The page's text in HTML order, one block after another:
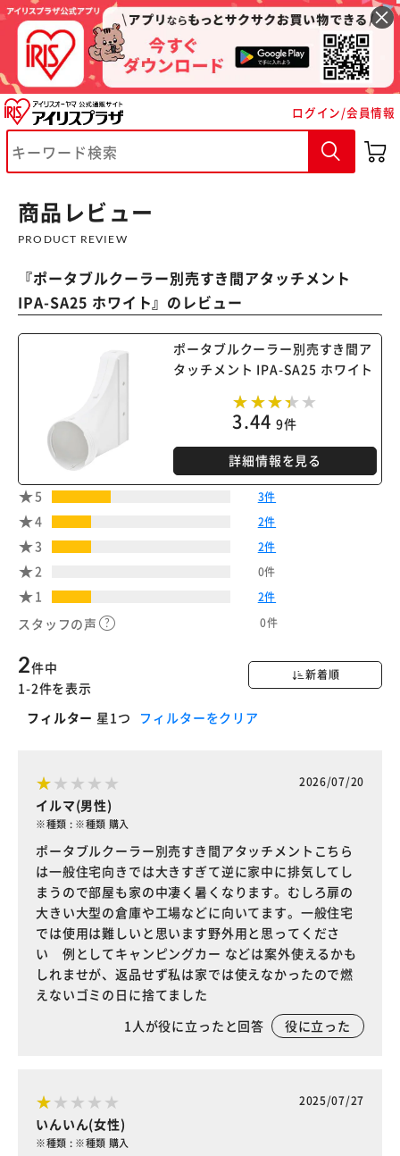
ログイン/会員情報
商品レビュー
PRODUCT REVIEW
『ポータブルクーラー別売すき間アタッチメント
IPA-SA25 ホワイト』のレビュー
ポータブルクーラー別売すき間ア
タッチメント IPA-SA25 ホワイト
3.44 9件
詳細情報を見る
5 3件
4 2件
3 2件
2 0件
1 2件
スタッフの声 0件
新着順
2件中
1-2件を表示
フィルター 星1つ フィルターをクリア
2026/07/20
イルマ(男性)
※種類 : ※種類 購入
ポータブルクーラー別売すき間アタッチメントこちら
は一般住宅向きでは大きすぎて逆に家中に排気してし
まうので部屋も家の中凄く暑くなります。むしろ扉の
大きい大型の倉庫や工場などに向いてます。一般住宅
では使用は難しいと思います野外用と思ってくださ
い 例としてキャンピングカー などは案外使えるかも
しれませが、返品せず私は家では使えなかったので燃
えないゴミの日に捨てました
1人が役に立ったと回答 役に立った
2025/07/27
いんいん(女性)
※種類 : ※種類 購入
※ご確認ください